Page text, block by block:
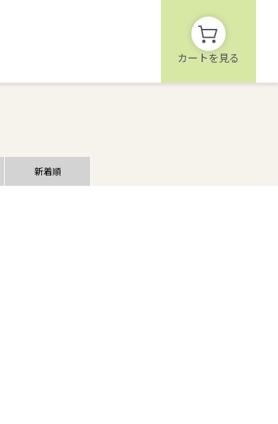
カートを見る
新着順